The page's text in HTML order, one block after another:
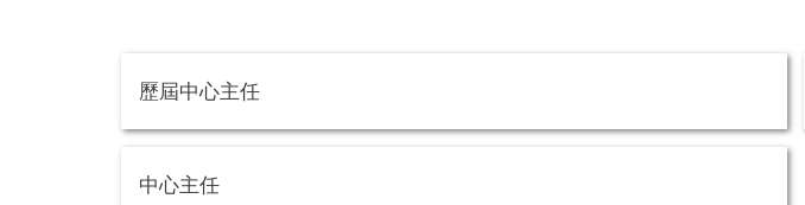
歷屆中心主任
中心主任